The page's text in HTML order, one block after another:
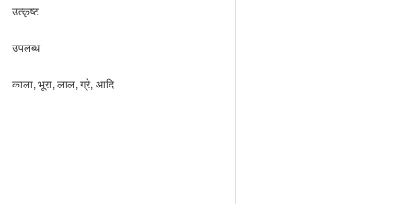
उत्कृष्ट
उपलब्ध
काला, भूरा, लाल, ग्रे, आदि